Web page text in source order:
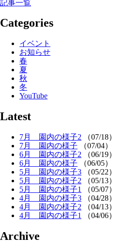
記事一覧
Categories
イベント
お知らせ
春
夏
秋
冬
YouTube
Latest
7月 園内の様子2
（07/18）
7月 園内の様子
（07/04）
6月 園内の様子2
（06/19）
6月 園内の様子
（06/05）
5月 園内の様子3
（05/22）
5月 園内の様子2
（05/13）
5月 園内の様子1
（05/07）
4月 園内の様子3
（04/28）
4月 園内の様子2
（04/13）
4月 園内の様子1
（04/06）
Archive